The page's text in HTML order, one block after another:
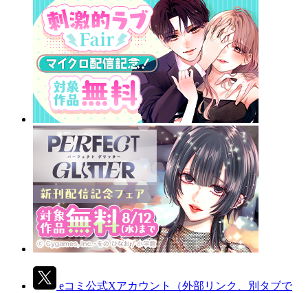
eコミ公式Xアカウント
（外部リンク、別タブで